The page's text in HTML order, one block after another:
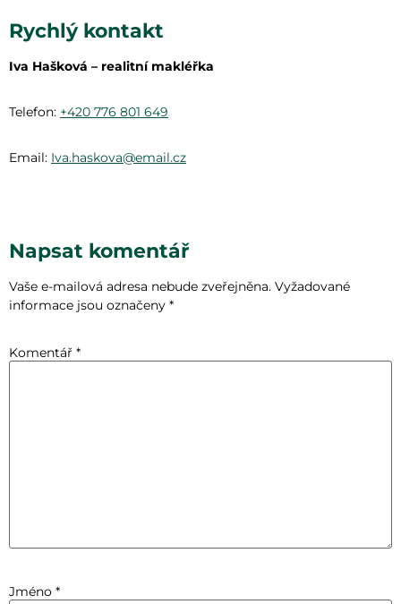
Rychlý kontakt
Iva Hašková – realitní makléřka
Telefon: +420 776 801 649
Email: Iva.haskova@email.cz
Napsat komentář
Vaše e-mailová adresa nebude zveřejněna. Vyžadované
informace jsou označeny *
Komentář *
Jméno *